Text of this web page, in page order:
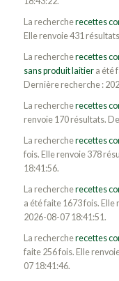
La rechercherecettes
Elle renvoie 431
La rechercherecettes
sans produit laitiera été
Dernière recherche :
La rechercherecettes
renvoie 170 résultats.
La rechercherecettes
fois. Elle renvoie 378
18:41:56.
La rechercherecettes
a été faite 1673 fois.
2026-08-07 18:41:51.
La rechercherecettes
faite 256 fois. Elle
07 18:41:46.